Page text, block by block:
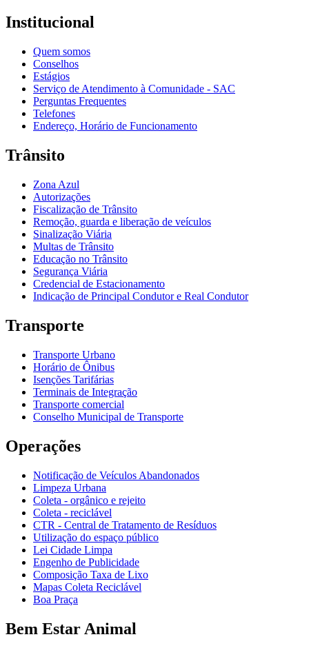
Institucional
Quem somos
Conselhos
Estágios
Serviço de Atendimento à Comunidade - SAC
Perguntas Frequentes
Telefones
Endereço, Horário de Funcionamento
Trânsito
Zona Azul
Autorizações
Fiscalização de Trânsito
Remoção, guarda e liberação de veículos
Sinalização Viária
Multas de Trânsito
Educação no Trânsito
Segurança Viária
Credencial de Estacionamento
Indicação de Principal Condutor e Real Condutor
Transporte
Transporte Urbano
Horário de Ônibus
Isenções Tarifárias
Terminais de Integração
Transporte comercial
Conselho Municipal de Transporte
Operações
Notificação de Veículos Abandonados
Limpeza Urbana
Coleta - orgânico e rejeito
Coleta - reciclável
CTR - Central de Tratamento de Resíduos
Utilização do espaço público
Lei Cidade Limpa
Engenho de Publicidade
Composição Taxa de Lixo
Mapas Coleta Reciclável
Boa Praça
Bem Estar Animal